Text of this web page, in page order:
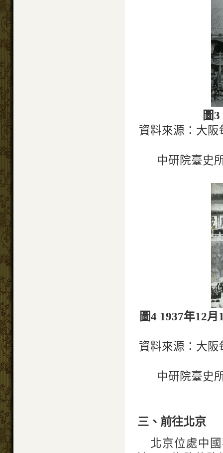
圖
資料來源：大
中研院臺史
圖4 1937年12
資料來源：大
中研院臺史
三、前往北京
北京位處中